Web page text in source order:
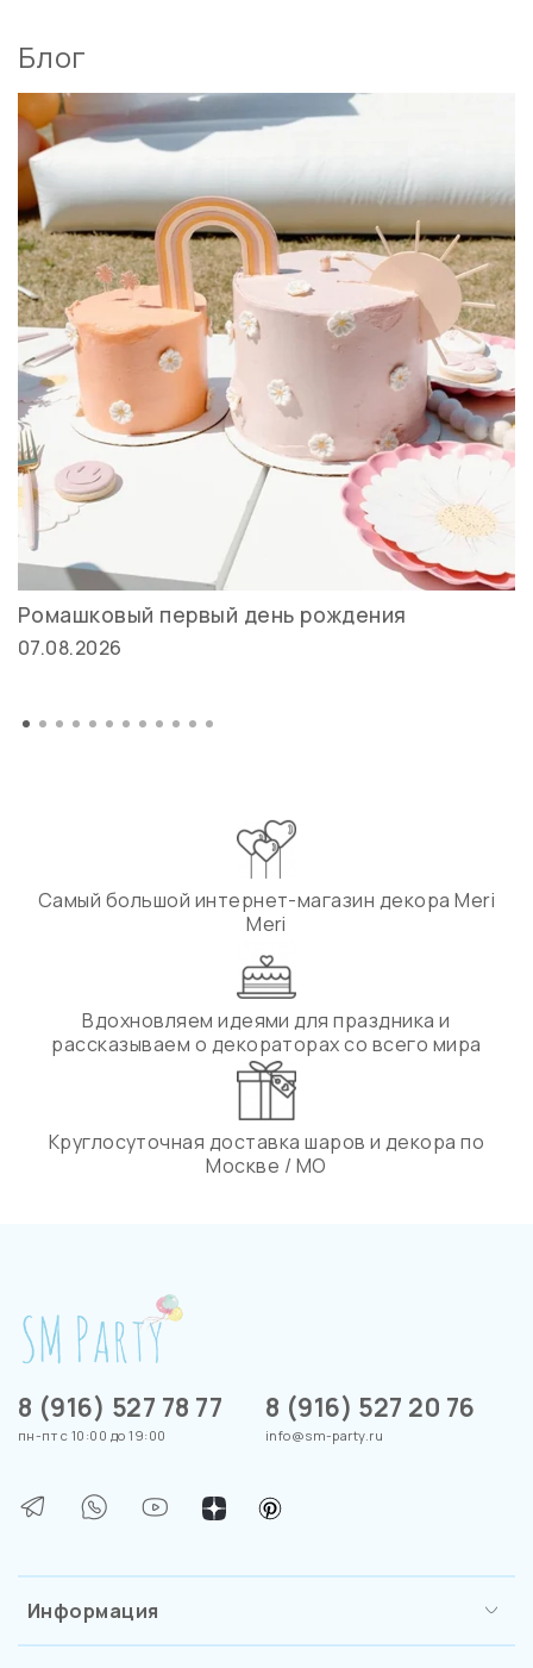
Блог
Ромашковый первый день рождения
07.08.2026
Самый большой интернет-магазин декора Meri
Meri
Вдохновляем идеями для праздника и
рассказываем о декораторах со всего мира
Круглосуточная доставка шаров и декора по
Москве / МО
Информация
8 (916) 527 78 77
пн-пт с 10:00 до 19:00
8 (916) 527 20 76
info@sm-party.ru